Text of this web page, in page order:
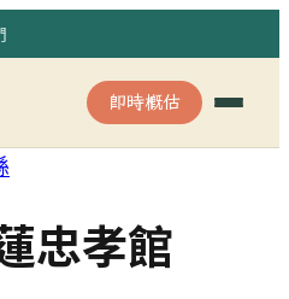
即時概估
忠孝館